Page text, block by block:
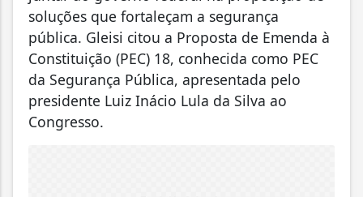
soluções que fortaleçam a segurança
pública. Gleisi citou a Proposta de Emenda à
Constituição (PEC) 18, conhecida como PEC
da Segurança Pública, apresentada pelo
presidente Luiz Inácio Lula da Silva ao
Congresso.